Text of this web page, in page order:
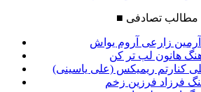
■ مطالب تصادفی
آرمین زارعی آروم یواش
هانون لب تر کن
کنارتم ریمیکس (علی یاسینی)
فرزاد فرزین زخم